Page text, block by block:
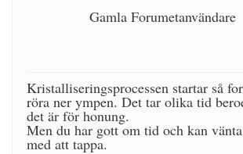
Gamla Forumetanvändare
Kristalliseringsprocessen startar så
röra ner ympen. Det tar olika tid
det är för honung.
Men du har gott om tid och kan
med att tappa.